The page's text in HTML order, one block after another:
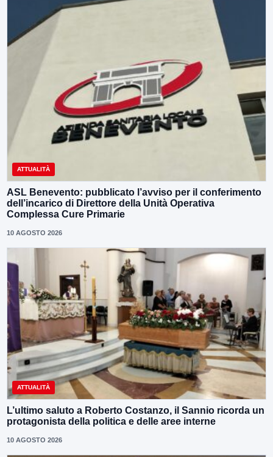
ATTUALITÀ
ASL Benevento: pubblicato l’avviso per il conferimento
dell’incarico di Direttore della Unità Operativa
Complessa Cure Primarie
10 AGOSTO 2026
ATTUALITÀ
L’ultimo saluto a Roberto Costanzo, il Sannio ricorda un
protagonista della politica e delle aree interne
10 AGOSTO 2026